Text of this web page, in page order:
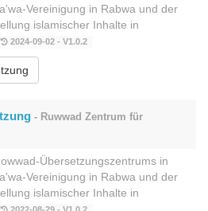
Vereinigung in Rabwa und der
islamischer Inhalte in
2024-09-02 - V1.0.2
- Ruwwad Zentrum für
Übersetzungszentrums in
Vereinigung in Rabwa und der
islamischer Inhalte in